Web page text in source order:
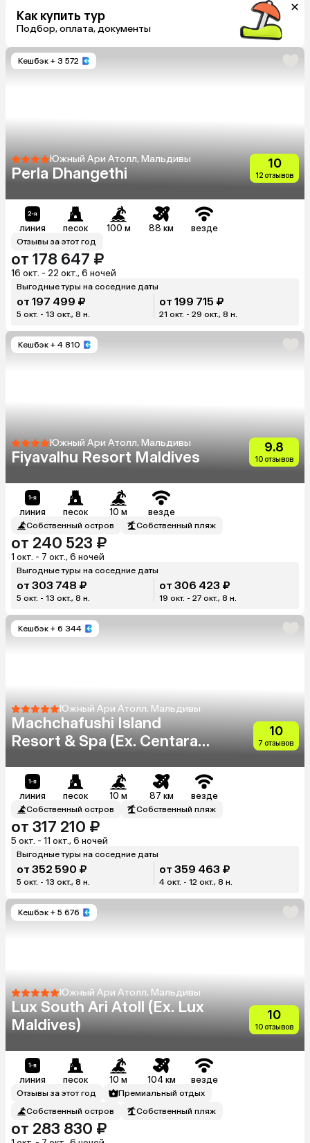
Как купить тур
Подбор, оплата, документы
Кешбэк + 3 572
Южный Ари Атолл, Мальдивы
Perla Dhangethi
10
12 отзывов
линия песок 100 м 88 км везде
Отзывы за этот год
от 178 647 ₽
16 окт. - 22 окт., 6 ночей
Выгодные туры на соседние даты
от 197 499 ₽
5 окт. - 13 окт., 8 н.
от 199 715 ₽
21 окт. - 29 окт., 8 н.
Кешбэк + 4 810
Южный Ари Атолл, Мальдивы
Fiyavalhu Resort Maldives
9.8
10 отзывов
линия песок 10 м везде
Собственный остров Собственный пляж
от 240 523 ₽
1 окт. - 7 окт., 6 ночей
Выгодные туры на соседние даты
от 303 748 ₽
5 окт. - 13 окт., 8 н.
от 306 423 ₽
19 окт. - 27 окт., 8 н.
Кешбэк + 6 344
Южный Ари Атолл, Мальдивы
Machchafushi Island
Resort & Spa (Ex. Centara
Maldives)
10
7 отзывов
линия песок 10 м 87 км везде
Собственный остров Собственный пляж
от 317 210 ₽
5 окт. - 11 окт., 6 ночей
Выгодные туры на соседние даты
от 352 590 ₽
5 окт. - 13 окт., 8 н.
от 359 463 ₽
4 окт. - 12 окт., 8 н.
Кешбэк + 5 676
Южный Ари Атолл, Мальдивы
Lux South Ari Atoll (Ex. Lux
Maldives)
10
10 отзывов
линия песок 10 м 104 км везде
Отзывы за этот год
Премиальный отдых
Собственный остров
Собственный пляж
от 283 830 ₽